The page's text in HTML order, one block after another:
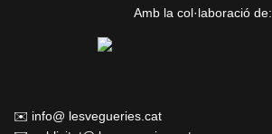
Amb la col·laboració de:
✉️ info@ lesvegueries.cat